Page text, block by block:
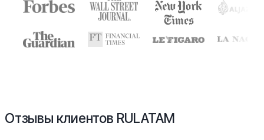
Отзывы клиентов RULATAM